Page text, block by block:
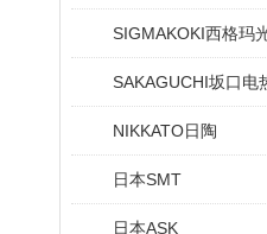
SIGMAKOKI西格玛
SAKAGUCHI坂口电
NIKKATO日陶
日本SMT
日本ASK